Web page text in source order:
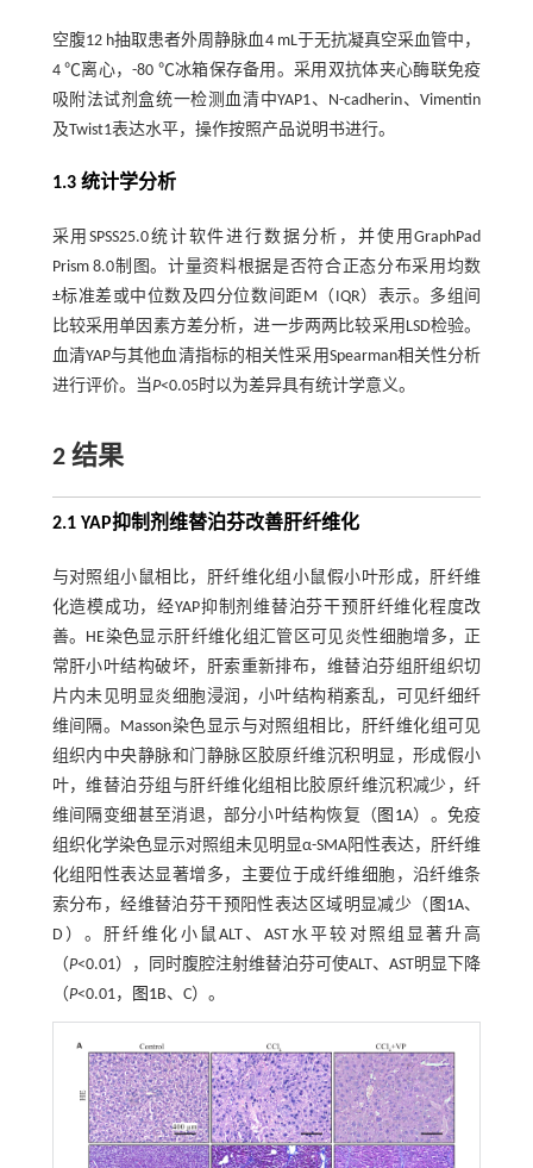
空腹12 h抽取患者外周静脉血4 mL于无抗凝真空采血管中，
4 ℃离心，-80 ℃冰箱保存备用。采用双抗体夹心酶联免疫
吸附法试剂盒统一检测血清中YAP1、N-cadherin、Vimentin
及Twist1表达水平，操作按照产品说明书进行。
1.3 统计学分析
采用SPSS25.0统计软件进行数据分析，并使用GraphPad
Prism 8.0制图。计量资料根据是否符合正态分布采用均数
±标准差或中位数及四分位数间距M（IQR）表示。多组间
比较采用单因素方差分析，进一步两两比较采用LSD检验。
血清YAP与其他血清指标的相关性采用Spearman相关性分析
进行评价。当P<0.05时以为差异具有统计学意义。
2 结果
2.1 YAP抑制剂维替泊芬改善肝纤维化
与对照组小鼠相比，肝纤维化组小鼠假小叶形成，肝纤维
化造模成功，经YAP抑制剂维替泊芬干预肝纤维化程度改
善。HE染色显示肝纤维化组汇管区可见炎性细胞增多，正
常肝小叶结构破坏，肝索重新排布，维替泊芬组肝组织切
片内未见明显炎细胞浸润，小叶结构稍紊乱，可见纤细纤
维间隔。Masson染色显示与对照组相比，肝纤维化组可见
组织内中央静脉和门静脉区胶原纤维沉积明显，形成假小
叶，维替泊芬组与肝纤维化组相比胶原纤维沉积减少，纤
维间隔变细甚至消退，部分小叶结构恢复（ 图1A）。免疫
组织化学染色显示对照组未见明显α-SMA阳性表达，肝纤维
化组阳性表达显著增多，主要位于成纤维细胞，沿纤维条
索分布，经维替泊芬干预阳性表达区域明显减少（ 图1A、
D）。肝纤维化小鼠ALT、AST水平较对照组显著升高
（P<0.01），同时腹腔注射维替泊芬可使ALT、AST明显下降
（P<0.01， 图1B、C）。